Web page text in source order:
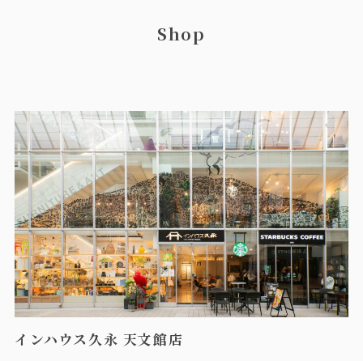
Shop
インハウス久永 天文館店